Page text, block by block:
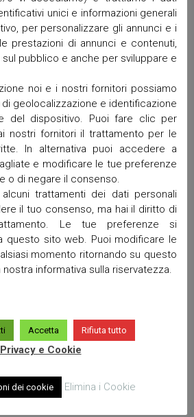
unici e informazioni generali
per personalizzare gli annunci e i
prestazioni di annunci e contenuti,
pubblico e anche per sviluppare e
noi e i nostri fornitori possiamo
geolocalizzazione e identificazione
del dispositivo. Puoi fare clic per
nostri fornitori il trattamento per le
In alternativa puoi accedere a
e modificare le tue preferenze
o di negare il consenso.
trattamenti dei dati personali
il tuo consenso, ma hai il diritto di
Le tue preferenze si
questo sito web. Puoi modificare le
momento ritornando su questo
informativa sulla riservatezza.
Accetta Rifiuta tutto
Privacy e Cookie
dei cookie Elimina i Cookie